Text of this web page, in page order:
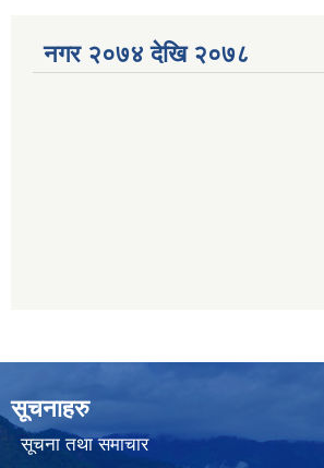
नगर २०७४ देखि २०७८
सूचनाहरु
सूचना तथा समाचार